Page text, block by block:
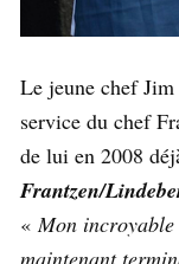
Le jeune chef
service du chef
de lui en 2008
Frantzen/
« Mon incroyable
maintenant